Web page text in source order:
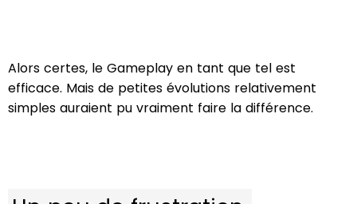
Alors certes, le Gameplay en tant que tel est
efficace. Mais de petites évolutions relativement
simples auraient pu vraiment faire la différence.